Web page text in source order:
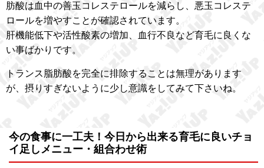
肪酸は血中の善玉コレステロールを減らし、悪玉コレステ
ロールを増やすことが確認されています。
肝機能低下や活性酸素の増加、血行不良など育毛に良くな
い事ばかりです。
トランス脂肪酸を完全に排除することは無理があります
が、摂りすぎないように少し意識をしてみて下さいね。
今の食事に一工夫！今日から出来る育毛に良いチョ
イ足しメニュー・組合わせ術